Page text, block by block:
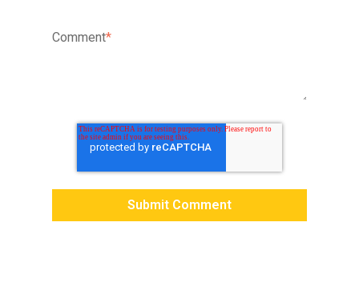
Comment*